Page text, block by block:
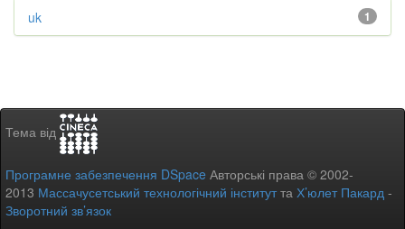
1
uk
Тема від
Програмне забезпечення DSpace Авторські права © 2002-
2013 Массачусетський технологічний інститутта Х’юлет Пакард -
Зворотний зв’язок